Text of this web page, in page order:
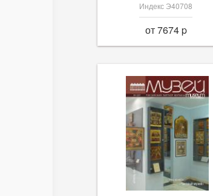
Индекс Э40708
от 7674 p